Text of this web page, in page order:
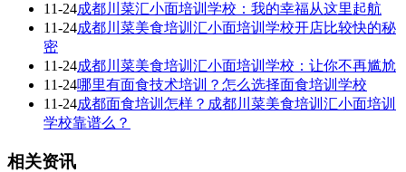
11-24成都川菜汇小面培训学校：我的幸福从这里起航
11-24成都川菜美食培训汇小面培训学校开店比较快的秘
密
11-24成都川菜美食培训汇小面培训学校：让你不再尴尬
11-24哪里有面食技术培训？怎么选择面食培训学校
11-24成都面食培训怎样？成都川菜美食培训汇小面培训
学校靠谱么？
相关资讯